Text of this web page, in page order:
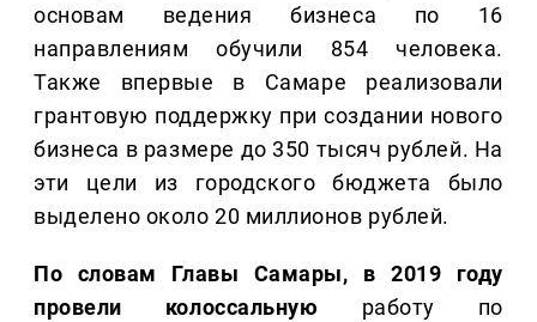
основам ведения бизнеса по 16
направлениям обучили 854 человека.
Также впервые в Самаре реализовали
грантовую поддержку при создании нового
бизнеса в размере до 350 тысяч рублей. На
эти цели из городского бюджета было
выделено около 20 миллионов рублей.
По словам Главы Самары, в 2019 году
провели колоссальную работу по